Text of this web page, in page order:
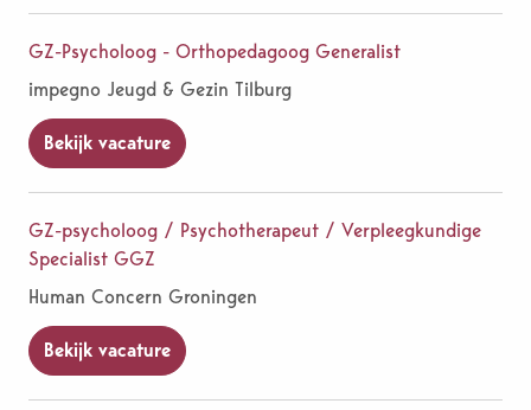
GZ-Psycholoog - Orthopedagoog Generalist
impegno Jeugd & Gezin Tilburg
Bekijk vacature
GZ-psycholoog / Psychotherapeut / Verpleegkundige
Specialist GGZ
Human Concern Groningen
Bekijk vacature